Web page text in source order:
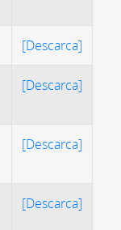
[Descarca]
[Descarca]
[Descarca]
[Descarca]